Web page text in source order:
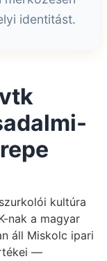
identitást.
kultúra
nak a magyar
áll Miskolc ipari
—